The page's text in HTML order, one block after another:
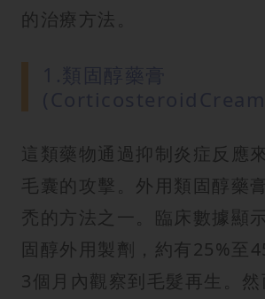
的治療方法。
這類藥物通過抑制炎症反應
毛囊的攻擊。外用類固醇藥
禿的方法之一。臨床數據顯
固醇外用製劑，約有25%至
3個月內觀察到毛髮再生。